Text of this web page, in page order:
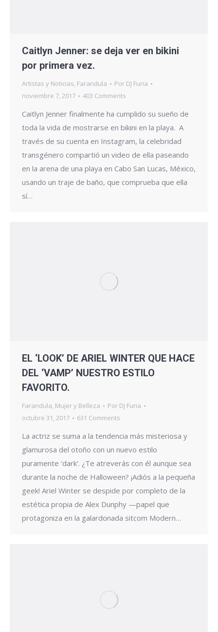
Caitlyn Jenner: se deja ver en bikini
por primera vez.
Artistas y Noticias, Farandula Por DJ Furia
noviembre 7, 2017
403 Comments
Caitlyn Jenner finalmente ha cumplido su sueño de
toda la vida de mostrarse en bikini en la playa. A
través de su cuenta en Instagram, la celebridad
transgénero compartió un video de ella paseando
en la arena de una playa en Cabo San Lucas, México,
usando un traje de baño, que comprueba que ella
sí…
EL ‘LOOK’ DE ARIEL WINTER QUE HACE
DEL ‘VAMP’ NUESTRO ESTILO
FAVORITO.
Farandula, Mujer y Belleza Por DJ Furia
octubre 31, 2017
631 Comments
La actriz se suma a la tendencia más misteriosa y
glamurosa del otoño con un nuevo estilo
puramente ‘dark’. ¿Te atreverás con él aunque sea
durante la noche de Halloween? ¡Adiós a la pequeña
geek! Ariel Winter se despide por completo de la
estética propia de Alex Dunphy —papel que
protagoniza en la galardonada sitcom Modern…